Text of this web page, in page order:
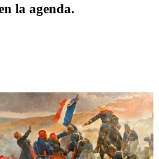
la agenda.